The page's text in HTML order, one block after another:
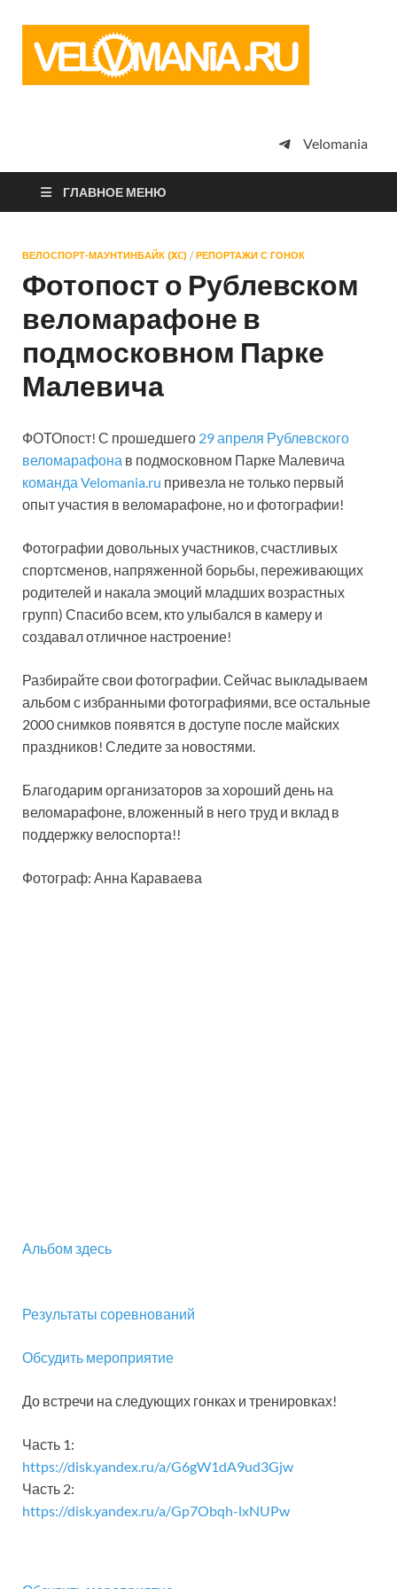
просто
Velomania
ГЛАВНОЕ МЕНЮ
ВЕЛОСПОРТ-МАУНТИНБАЙК (XC) / РЕПОРТАЖИ С ГОНОК
Фотопост о Рублевском
веломарафоне в
подмосковном Парке
Малевича
ФОТОпост! С прошедшего 29 апреля Рублевского
веломарафона в подмосковном Парке Малевича
команда Velomania.ru привезла не только первый
опыт участия в веломарафоне, но и фотографии!
Фотографии довольных участников, счастливых
спортсменов, напряженной борьбы, переживающих
родителей и накала эмоций младших возрастных
групп) Спасибо всем, кто улыбался в камеру и
создавал отличное настроение!
Разбирайте свои фотографии. Сейчас выкладываем
альбом с избранными фотографиями, все остальные
2000 снимков появятся в доступе после майских
праздников! Следите за новостями.
Благодарим организаторов за хороший день на
веломарафоне, вложенный в него труд и вклад в
поддержку велоспорта!!
Фотограф: Анна Караваева
Альбом здесь
Результаты соревнований
Обсудить мероприятие
До встречи на следующих гонках и тренировках!
Часть 1:
https://disk.yandex.ru/a/G6gW1dA9ud3Gjw
Часть 2:
https://disk.yandex.ru/a/Gp7Obqh-lxNUPw